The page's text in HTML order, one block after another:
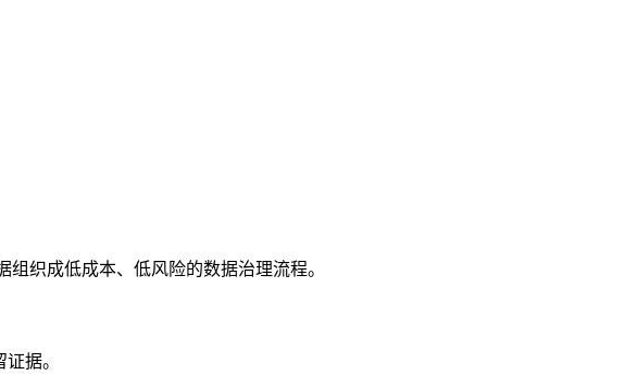
织成低成本、低风险的数据治理流程。
据。